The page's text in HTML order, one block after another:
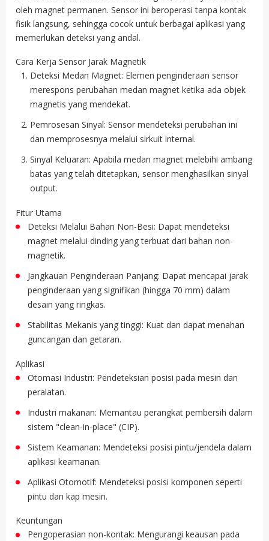
oleh magnet permanen. Sensor ini beroperasi tanpa kontak
fisik langsung, sehingga cocok untuk berbagai aplikasi yang
memerlukan deteksi yang andal.
Cara Kerja Sensor Jarak Magnetik
Deteksi Medan Magnet: Elemen penginderaan sensor
merespons perubahan medan magnet ketika ada objek
magnetis yang mendekat.
Pemrosesan Sinyal: Sensor mendeteksi perubahan ini
dan memprosesnya melalui sirkuit internal.
Sinyal Keluaran: Apabila medan magnet melebihi ambang
batas yang telah ditetapkan, sensor menghasilkan sinyal
output.
Fitur Utama
Deteksi Melalui Bahan Non-Besi: Dapat mendeteksi
magnet melalui dinding yang terbuat dari bahan non-
magnetik.
Jangkauan Penginderaan Panjang: Dapat mencapai jarak
penginderaan yang signifikan (hingga 70 mm) dalam
desain yang ringkas.
Stabilitas Mekanis yang tinggi: Kuat dan dapat menahan
guncangan dan getaran.
Aplikasi
Otomasi Industri: Pendeteksian posisi pada mesin dan
peralatan.
Industri makanan: Memantau perangkat pembersih dalam
sistem "clean-in-place" (CIP).
Sistem Keamanan: Mendeteksi posisi pintu/jendela dalam
aplikasi keamanan.
Aplikasi Otomotif: Mendeteksi posisi komponen seperti
pintu dan kap mesin.
Keuntungan
Pengoperasian non-kontak: Mengurangi keausan pada